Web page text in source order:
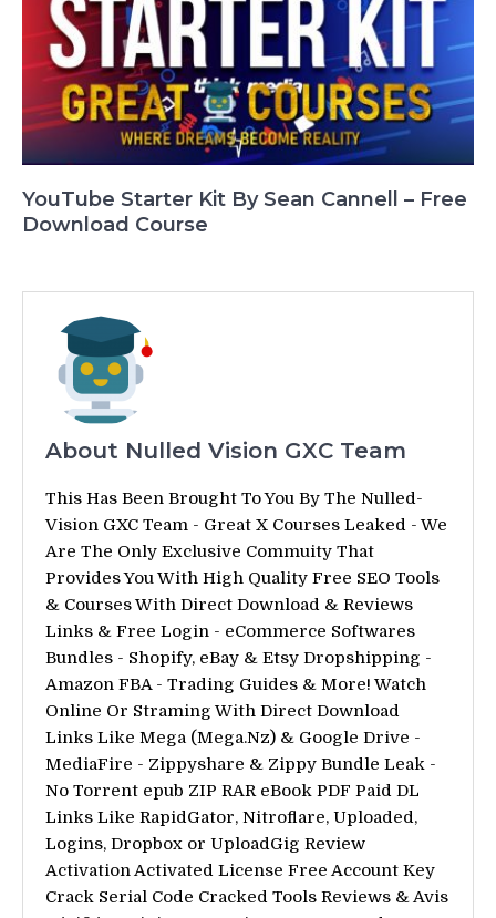
YouTube Starter Kit By Sean Cannell – Free
Download Course
About Nulled Vision GXC Team
This Has Been Brought To You By The Nulled-
Vision GXC Team - Great X Courses Leaked - We
Are The Only Exclusive Commuity That
Provides You With High Quality Free SEO Tools
& Courses With Direct Download & Reviews
Links & Free Login - eCommerce Softwares
Bundles - Shopify, eBay & Etsy Dropshipping -
Amazon FBA - Trading Guides & More! Watch
Online Or Straming With Direct Download
Links Like Mega (Mega.Nz) & Google Drive -
MediaFire - Zippyshare & Zippy Bundle Leak -
No Torrent epub ZIP RAR eBook PDF Paid DL
Links Like RapidGator, Nitroflare, Uploaded,
Logins, Dropbox or UploadGig Review
Activation Activated License Free Account Key
Crack Serial Code Cracked Tools Reviews & Avis